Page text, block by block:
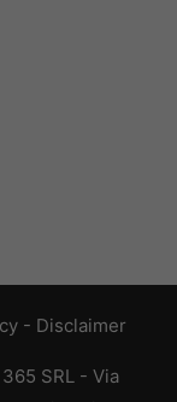
- Disclaimer
SRL - Via